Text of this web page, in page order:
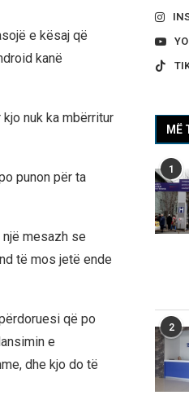
e kësaj që
kanë
nuk ka mbërritur
punon për ta
mesazh se
të mos jetë ende
që po
e
dhe kjo do të
MË
1
2